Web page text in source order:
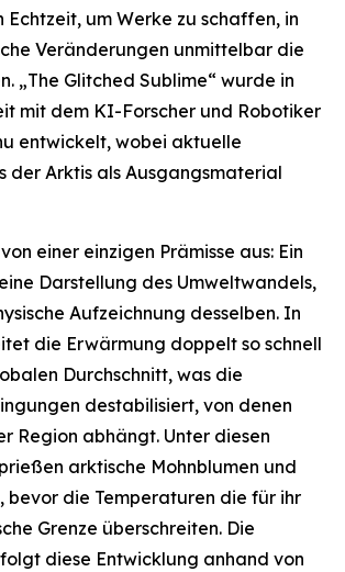
Echtzeit, um Werke zu schaffen, in
Veränderungen unmittelbar die
„The Glitched Sublime“ wurde in
mit dem KI-Forscher und Robotiker
entwickelt, wobei aktuelle
der Arktis als Ausgangsmaterial
einer einzigen Prämisse aus: Ein
Darstellung des Umweltwandels,
Aufzeichnung desselben. In
die Erwärmung doppelt so schnell
Durchschnitt, was die
destabilisiert, von denen
Region abhängt. Unter diesen
arktische Mohnblumen und
bevor die Temperaturen die für ihr
Grenze überschreiten. Die
diese Entwicklung anhand von